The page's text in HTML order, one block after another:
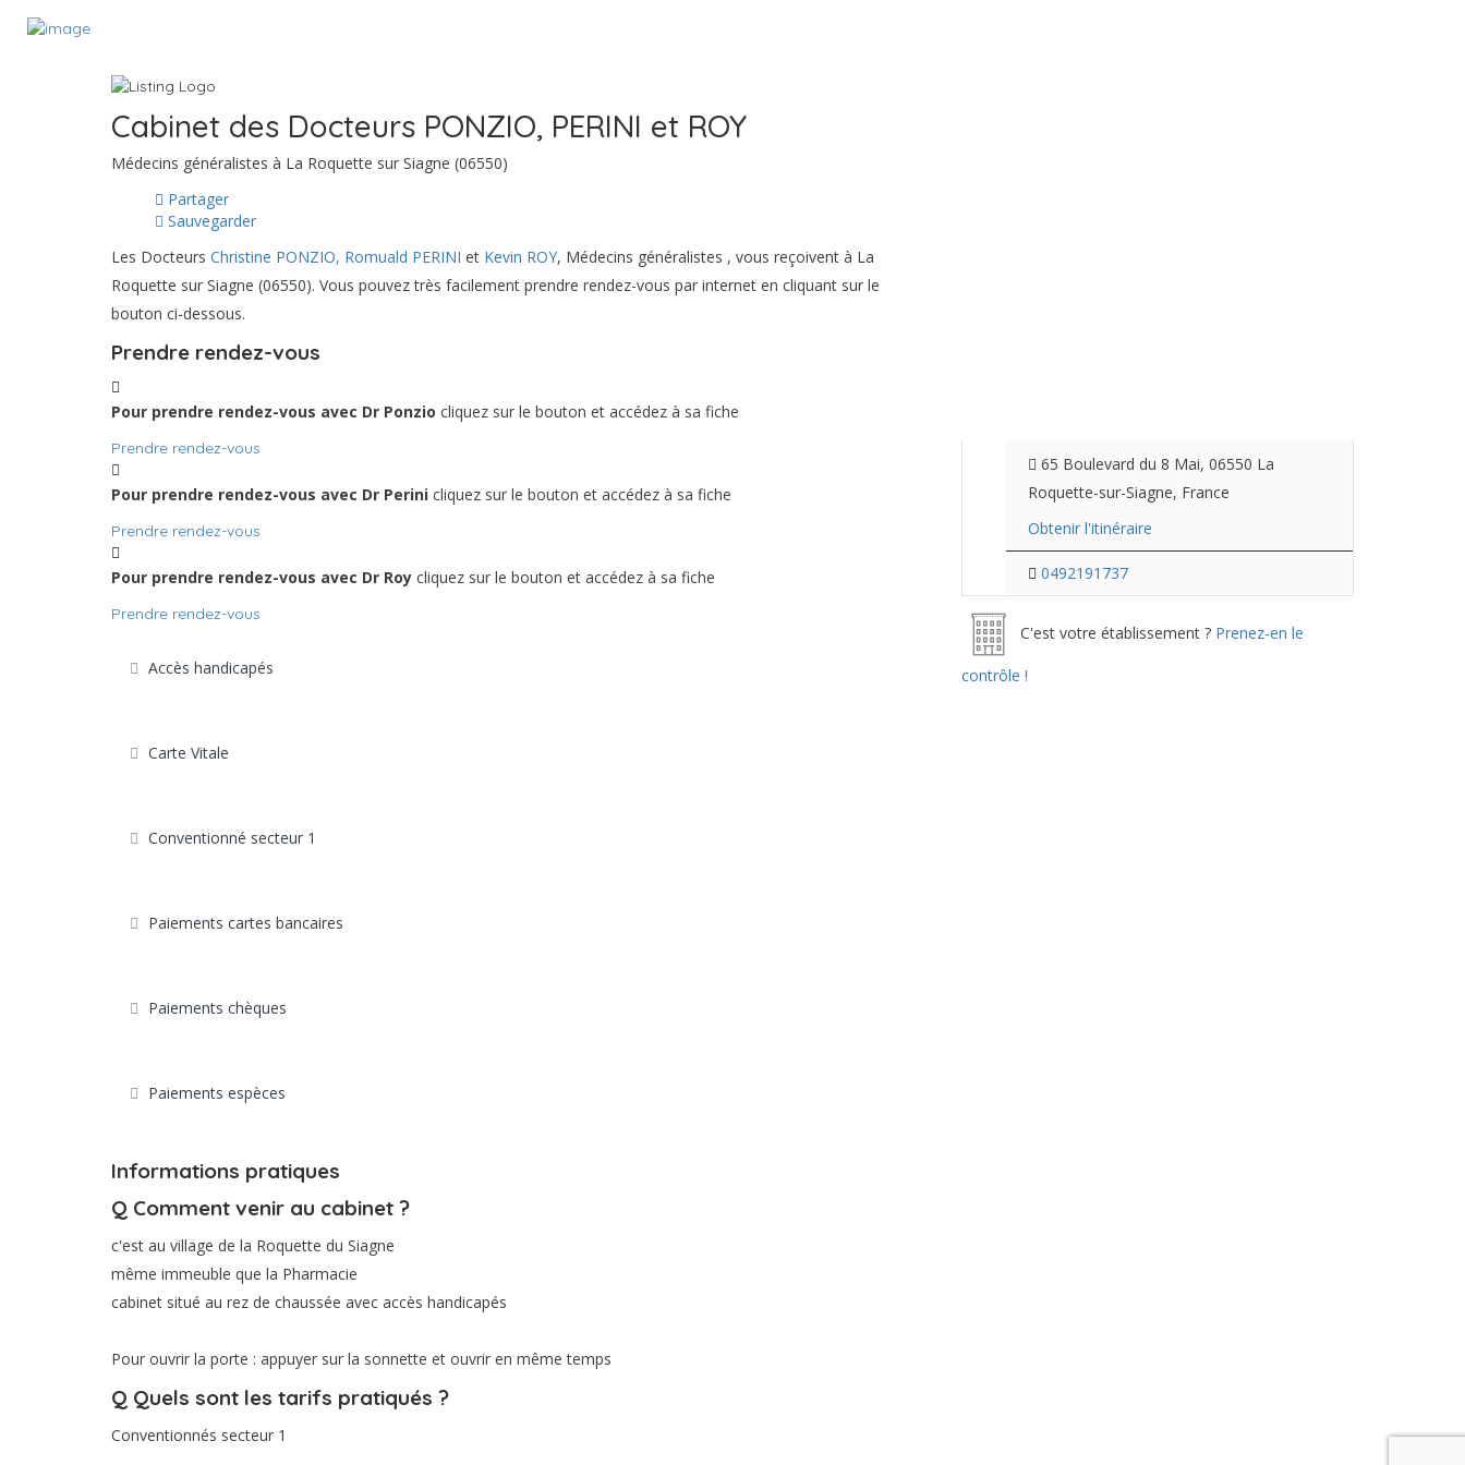
Cabinet des Docteurs PONZIO, PERINI et ROY
Médecins généralistes à La Roquette sur Siagne (06550)
Partager
Sauvegarder
Les Docteurs Christine PONZIO, Romuald PERINI et Kevin ROY, Médecins généralistes , vous reçoivent à La
Roquette sur Siagne (06550). Vous pouvez très facilement prendre rendez-vous par internet en cliquant sur le
bouton ci-dessous.
Prendre rendez-vous
Pour prendre rendez-vous avec Dr Ponzio cliquez sur le bouton et accédez à sa fiche
Prendre rendez-vous
Pour prendre rendez-vous avec Dr Perini cliquez sur le bouton et accédez à sa fiche
Prendre rendez-vous
Pour prendre rendez-vous avec Dr Roy cliquez sur le bouton et accédez à sa fiche
Prendre rendez-vous
Accès handicapés
Carte Vitale
Conventionné secteur 1
Paiements cartes bancaires
Paiements chèques
Paiements espèces
Informations pratiques
Q Comment venir au cabinet ?
c'est au village de la Roquette du Siagne
même immeuble que la Pharmacie
cabinet situé au rez de chaussée avec accès handicapés
Pour ouvrir la porte : appuyer sur la sonnette et ouvrir en même temps
Q Quels sont les tarifs pratiqués ?
Conventionnés secteur 1
65 Boulevard du 8 Mai, 06550 La
Roquette-sur-Siagne, France
Obtenir l'itinéraire
0492191737
C'est votre établissement ? Prenez-en le
contrôle !